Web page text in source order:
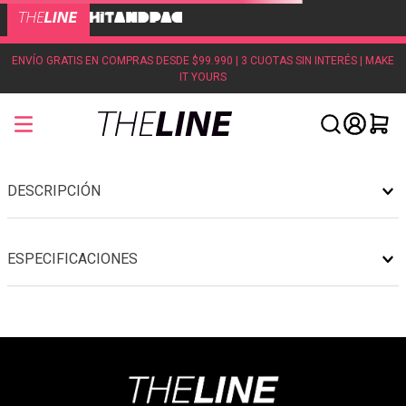
ENVÍO GRATIS EN COMPRAS DESDE $99.990 | 3 CUOTAS SIN INTERÉS | MAKE
IT YOURS
DESCRIPCIÓN
ESPECIFICACIONES